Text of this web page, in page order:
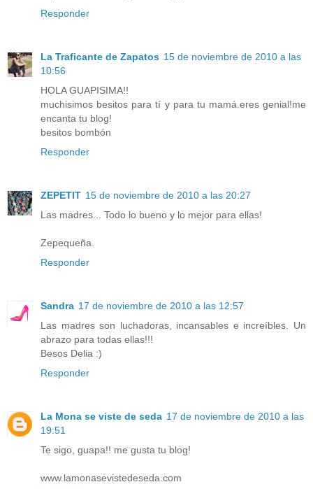
Responder
La Traficante de Zapatos 15 de noviembre de 2010 a las
10:56
HOLA GUAPISIMA!!
muchisimos besitos para tí y para tu mamá.eres genial!me
encanta tu blog!
besitos bombón
Responder
ZEPETIT 15 de noviembre de 2010 a las 20:27
Las madres... Todo lo bueno y lo mejor para ellas!
Zepequeña.
Responder
Sandra 17 de noviembre de 2010 a las 12:57
Las madres son luchadoras, incansables e increíbles. Un
abrazo para todas ellas!!!
Besos Delia :)
Responder
La Mona se viste de seda 17 de noviembre de 2010 a las
19:51
Te sigo, guapa!! me gusta tu blog!
www.lamonasevistedeseda.com